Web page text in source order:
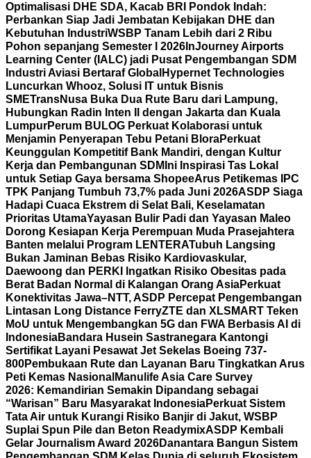
Optimalisasi DHE SDA, Kacab BRI Pondok Indah:
Perbankan Siap Jadi Jembatan Kebijakan DHE dan
Kebutuhan IndustriWSBP Tanam Lebih dari 2 Ribu
Pohon sepanjang Semester I 2026 InJourney Airports
Learning Center (IALC) jadi Pusat Pengembangan SDM
Industri Aviasi Bertaraf Global Hypernet Technologies
Luncurkan Whooz, Solusi IT untuk Bisnis
SMETransNusa Buka Dua Rute Baru dari Lampung,
Hubungkan Radin Inten II dengan Jakarta dan Kuala
LumpurPerum BULOG Perkuat Kolaborasi untuk
Menjamin Penyerapan Tebu Petani BloraPerkuat
Keunggulan Kompetitif Bank Mandiri, dengan Kultur
Kerja dan Pembangunan SDM Ini Inspirasi Tas Lokal
untuk Setiap Gaya bersama ShopeeArus Petikemas IPC
TPK Panjang Tumbuh 73,7% pada Juni 2026ASDP Siaga
Hadapi Cuaca Ekstrem di Selat Bali, Keselamatan
Prioritas UtamaYayasan Bulir Padi dan Yayasan Maleo
Dorong Kesiapan Kerja Perempuan Muda Prasejahtera
Banten melalui Program LENTERATubuh Langsing
Bukan Jaminan Bebas Risiko Kardiovaskular,
Daewoong dan PERKI Ingatkan Risiko Obesitas pada
Berat Badan Normal di Kalangan Orang AsiaPerkuat
Konektivitas Jawa–NTT, ASDP Percepat Pengembangan
Lintasan Long Distance FerryZTE dan XLSMART Teken
MoU untuk Mengembangkan 5G dan FWA Berbasis AI di
IndonesiaBandara Husein Sastranegara Kantongi
Sertifikat Layani Pesawat Jet Sekelas Boeing 737-
800Pembukaan Rute dan Layanan Baru Tingkatkan Arus
Peti Kemas Nasional Manulife Asia Care Survey
2026: Kemandirian Semakin Dipandang sebagai
“Warisan” Baru Masyarakat IndonesiaPerkuat Sistem
Tata Air untuk Kurangi Risiko Banjir di Jakut, WSBP
Suplai Spun Pile dan Beton ReadymixASDP Kembali
Gelar Journalism Award 2026Danantara Bangun Sistem